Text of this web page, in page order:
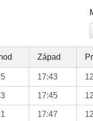
Západ
17:43
17:45
17:47